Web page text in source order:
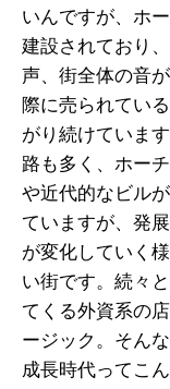
いんですが、ホ
建設されており
声、街全体の音
際に売られてい
がり続けていま
路も多く、ホー
や近代的なビル
ていますが、発
が変化していく
い街です。続々
てくる外資系の
ージック。そん
成長時代ってこ